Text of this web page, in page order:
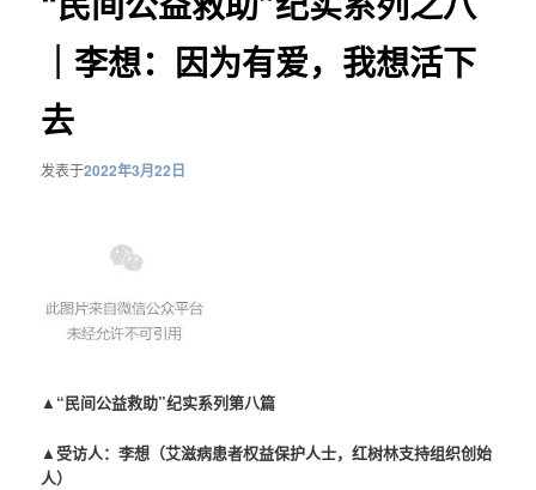
｜李想：因为有爱，我想活下
去
发表于2022年3月22日
▲“民间公益救助”纪实系列第八篇
▲受访人：李想（艾滋病患者权益保护人士，红树林支持组织创始
人）